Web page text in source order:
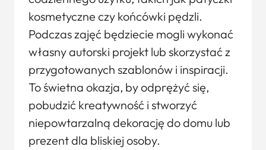
kosmetyczne czy końcówki pędzli.
Podczas zajęć będziecie mogli wykonać
własny autorski projekt lub skorzystać z
przygotowanych szablonów i inspiracji.
To świetna okazja, by odprężyć się,
pobudzić kreatywność i stworzyć
niepowtarzalną dekorację do domu lub
prezent dla bliskiej osoby.